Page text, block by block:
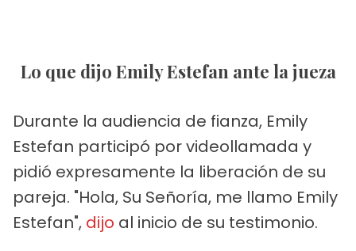
Lo que dijo Emily Estefan ante la jueza
Durante la audiencia de fianza, Emily
Estefan participó por videollamada y
pidió expresamente la liberación de su
pareja. "Hola, Su Señoría, me llamo Emily
Estefan", dijo al inicio de su testimonio.